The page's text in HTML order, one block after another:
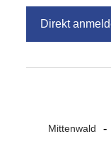
Direkt
Mittenwald